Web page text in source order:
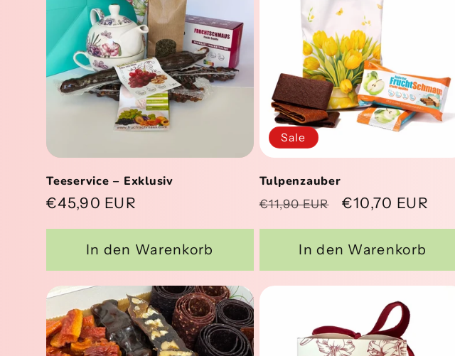
g
o
r
i
e
Teeservice – Exklusiv
Normaler
€45,90 EUR
In den Warenkorb
Sale
Tulpenzauber
Normaler
€11,90 EUR Verkaufspreis
€10,70 EUR
In den Warenkorb